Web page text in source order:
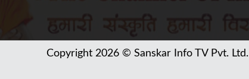
Copyright 2026 © Sanskar Info TV Pvt. Ltd.